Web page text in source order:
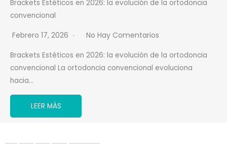
Brackets Estéticos en 2026: la evolución de la ortodoncia
convencional
Febrero 17, 2026 No Hay Comentarios
Brackets Estéticos en 2026: la evolución de la ortodoncia
convencional La ortodoncia convencional evoluciona
hacia…
LEER MÁS